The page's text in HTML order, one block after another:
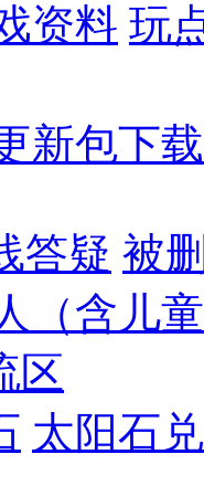
资料 玩
新包下载
答疑 被
（含儿
区
太阳石